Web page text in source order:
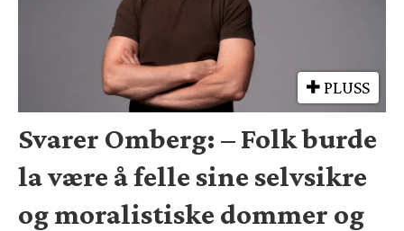
PLUSS
Svarer Omberg: – Folk burde
la være å felle sine selvsikre
og moralistiske dommer og